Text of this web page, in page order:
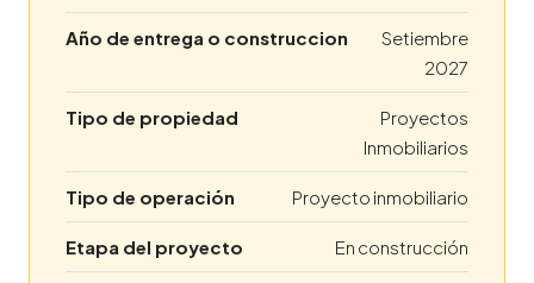
Año de entrega o construccion
Setiembre
2027
Tipo de propiedad
Proyectos
Inmobiliarios
Tipo de operación Proyecto inmobiliario
Etapa del proyecto En construcción